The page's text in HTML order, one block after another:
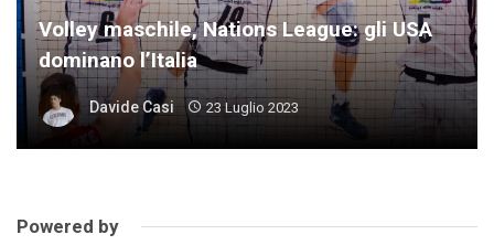
Volley maschile, Nations League: gli USA
dominano l’Italia
Davide Casi 23 Luglio 2023
Powered by